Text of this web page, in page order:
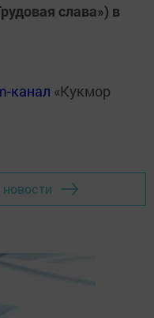
слава») в
канал «Кукмор